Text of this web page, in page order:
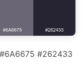
#262433